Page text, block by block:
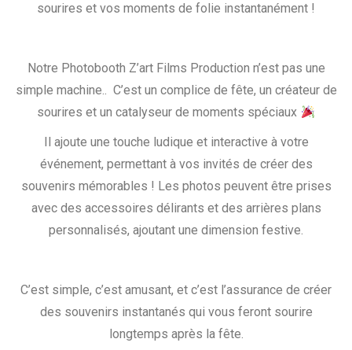
sourires et vos moments de folie instantanément !
Notre Photobooth Z’art Films Production n’est pas une
simple machine.. C’est un complice de fête, un créateur de
sourires et un catalyseur de moments spéciaux
Il ajoute une touche ludique et interactive à votre
événement, permettant à vos invités de créer des
souvenirs mémorables ! Les photos peuvent être prises
avec des accessoires délirants et des arrières plans
personnalisés, ajoutant une dimension festive.
C’est simple, c’est amusant, et c’est l’assurance de créer
des souvenirs instantanés qui vous feront sourire
longtemps après la fête.